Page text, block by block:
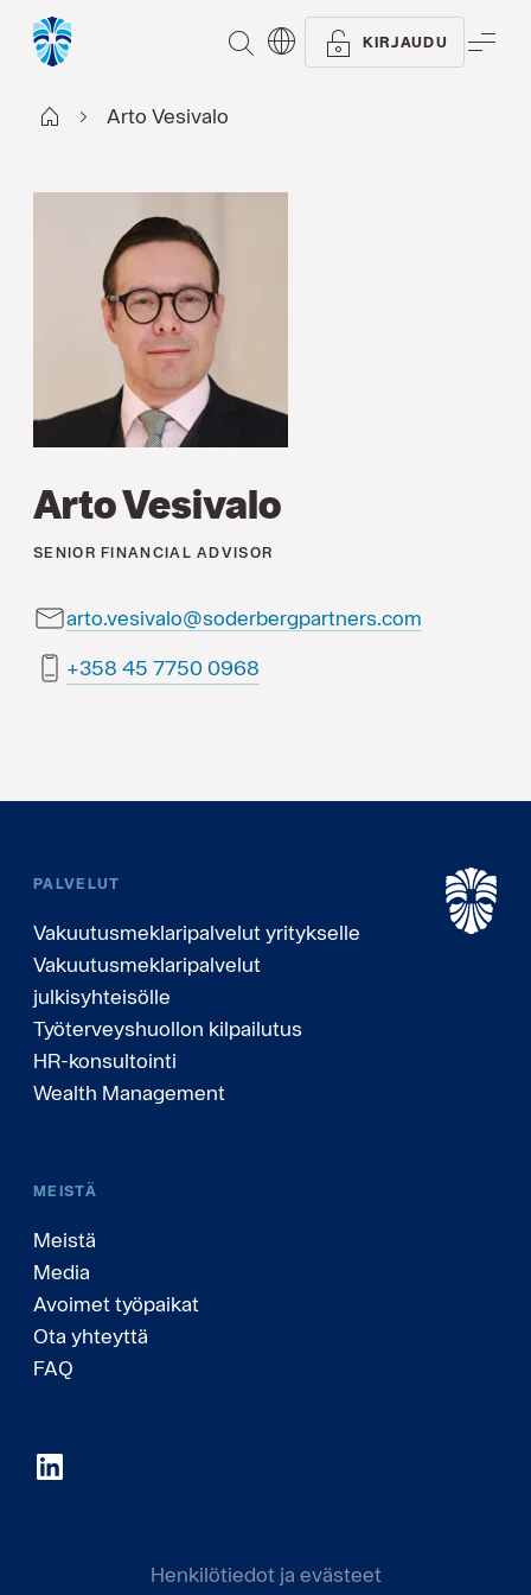
ETSI KIRJAUDU
Start FI Arto Vesivalo
Arto Vesivalo
SENIOR FINANCIAL ADVISOR
arto.vesivalo@soderbergpartners.com
8690 0577 54 853+
PALVELUT
Vakuutusmeklaripalvelut yritykselle
Vakuutusmeklaripalvelut
julkisyhteisölle
Työterveyshuollon kilpailutus
HR-konsultointi
Wealth Management
MEISTÄ
Meistä
Media
Avoimet työpaikat
Ota yhteyttä
FAQ
Henkilötiedot ja evästeet